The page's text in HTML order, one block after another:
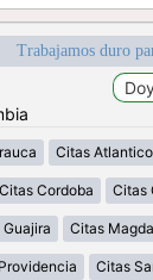
Trabajamos duro
Citas Atlantico
Citas Cordoba Citas
Citas
Citas